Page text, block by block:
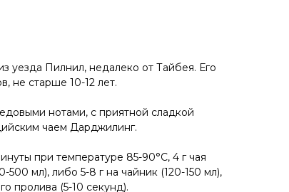
уезда Пилнил, недалеко от Тайбея. Его
не старше 10-12 лет.
нотами, с приятной сладкой
чаем Дарджилинг.
при температуре 85-90°С, 4 г чая
500 мл), либо 5-8 г на чайник (120-150 мл),
пролива (5-10 секунд).